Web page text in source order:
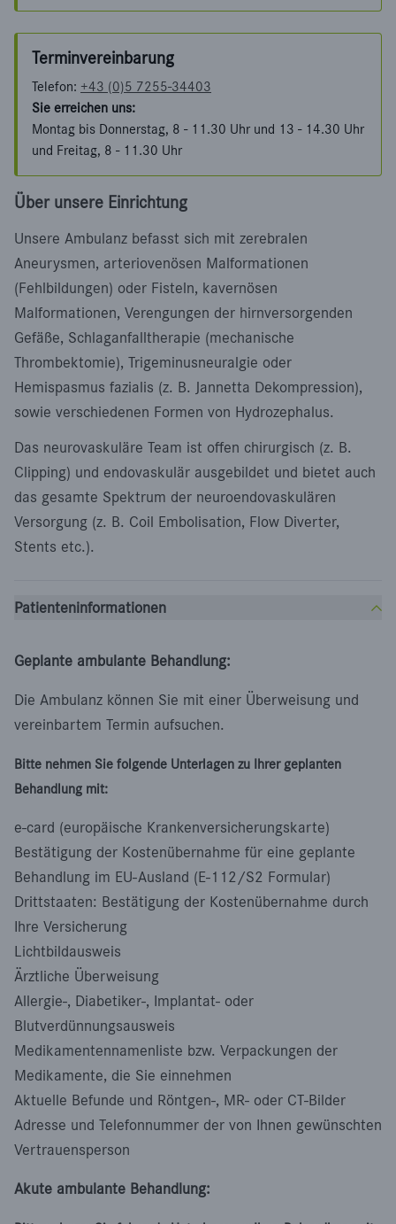
Terminvereinbarung
Telefon: +43 (0)5 7255-34403
Sie erreichen uns:
Montag bis Donnerstag, 8 - 11.30 Uhr und 13 - 14.30 Uhr
und Freitag, 8 - 11.30 Uhr
Über unsere Einrichtung
Unsere Ambulanz befasst sich mit zerebralen
Aneurysmen, arteriovenösen Malformationen
(Fehlbildungen) oder Fisteln, kavernösen
Malformationen, Verengungen der hirnversorgenden
Gefäße, Schlaganfalltherapie (mechanische
Thrombektomie), Trigeminusneuralgie oder
Hemispasmus fazialis (z. B. Jannetta Dekompression),
sowie verschiedenen Formen von Hydrozephalus.
Das neurovaskuläre Team ist offen chirurgisch (z. B.
Clipping) und endovaskulär ausgebildet und bietet auch
das gesamte Spektrum der neuroendovaskulären
Versorgung (z. B. Coil Embolisation, Flow Diverter,
Stents etc.).
Patienteninformationen
Geplante ambulante Behandlung:
Die Ambulanz können Sie mit einer Überweisung und
vereinbartem Termin aufsuchen.
Bitte nehmen Sie folgende Unterlagen zu Ihrer geplanten
Behandlung mit:
e-card (europäische Krankenversicherungskarte)
Bestätigung der Kostenübernahme für eine geplante
Behandlung im EU-Ausland (E-112/S2 Formular)
Drittstaaten: Bestätigung der Kostenübernahme durch
Ihre Versicherung
Lichtbildausweis
Ärztliche Überweisung
Allergie-, Diabetiker-, Implantat- oder
Blutverdünnungsausweis
Medikamentennamenliste bzw. Verpackungen der
Medikamente, die Sie einnehmen
Aktuelle Befunde und Röntgen-, MR- oder CT-Bilder
Adresse und Telefonnummer der von Ihnen gewünschten
Vertrauensperson
Akute ambulante Behandlung: